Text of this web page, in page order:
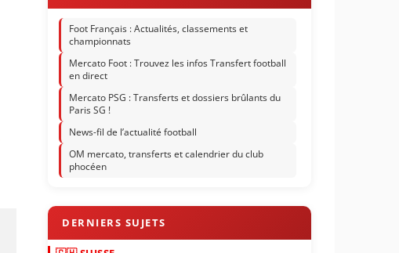
Foot Français : Actualités, classements et
championnats
Mercato Foot : Trouvez les infos Transfert football
en direct
Mercato PSG : Transferts et dossiers brûlants du
Paris SG !
News-fil de l’actualité football
OM mercato, transferts et calendrier du club
phocéen